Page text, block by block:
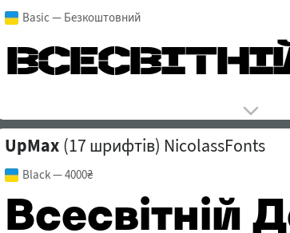
Basic— Безкоштовний
UpMax (17 шрифтів) NicolassFonts
Black— 4000₴